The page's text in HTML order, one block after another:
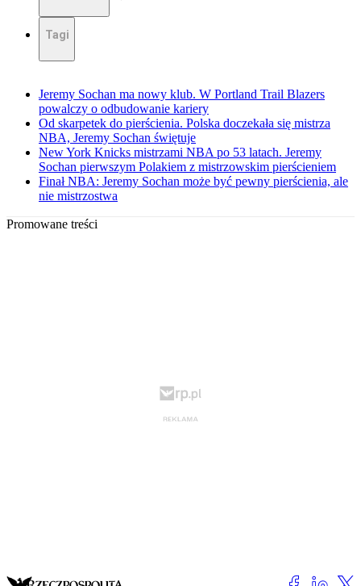
Tagi
Jeremy Sochan ma nowy klub. W Portland Trail Blazers
powalczy o odbudowanie kariery
Od skarpetek do pierścienia. Polska doczekała się mistrza
NBA, Jeremy Sochan świętuje
New York Knicks mistrzami NBA po 53 latach. Jeremy
Sochan pierwszym Polakiem z mistrzowskim pierścieniem
Finał NBA: Jeremy Sochan może być pewny pierścienia, ale
nie mistrzostwa
Promowane treści